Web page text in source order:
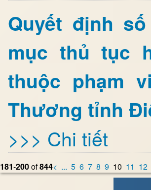
Quyết định
mục thủ tục
thuộc phạm
Thương tỉnh
>>> Chi tiết
181-200of844< ... 5 6 7 8 9 10 11 12